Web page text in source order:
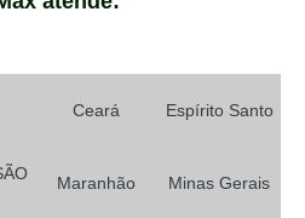
Ceará Espírito Santo
Maranhão Minas Gerais